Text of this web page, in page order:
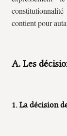
contient pour
A. Les
1. La décision